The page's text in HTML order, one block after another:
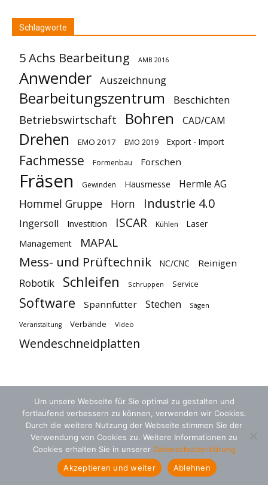
Schlagworte
5 Achs Bearbeitung AMB 2016
Anwender Auszeichnung
Bearbeitungszentrum Beschichten
Betriebswirtschaft Bohren CAD/CAM
Drehen EMO 2017 EMO 2019 Export - Import
Fachmesse Formenbau Forschen
Fräsen Gewinden Hausmesse Hermle AG
Hommel Gruppe Horn Industrie 4.0
Ingersoll Investition ISCAR Kühlen
Laser
Management
MAPAL
Mess- und Prüftechnik NC/CNC Reinigen
Robotik Schleifen Schruppen Service
Software Spannfutter Stechen Sägen
Veranstaltung Verbände Video
Wendeschneidplatten
AGB Datenschutz Kontakt
© 2018 zerspanungstechnik.de
Um unsere Webseite für Sie optimal zu gestalten und
fortlaufend verbessern zu können, verwenden wir Cookies.
Durch die weitere Nutzung der Webseite stimmen Sie der
Verwendung von Cookies zu. Weitere Informationen zu
Cookies erhalten Sie in unserer Datenschutzerklärung
Akzeptieren und weiter
Ablehnen